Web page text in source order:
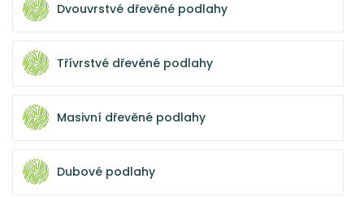
Dvouvrstvé dřevěné podlahy
Třívrstvé dřevěné podlahy
Masivní dřevěné podlahy
Dubové podlahy
?